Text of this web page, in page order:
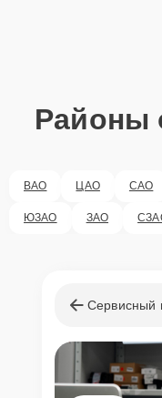
Районы
ВАО ЦАО САО
ЮЗАО ЗАО
Сервисный